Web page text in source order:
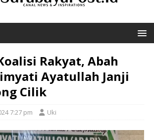
Rakyat, Abah
Ayatullah Janji
Cilik
7:27 pm Uki